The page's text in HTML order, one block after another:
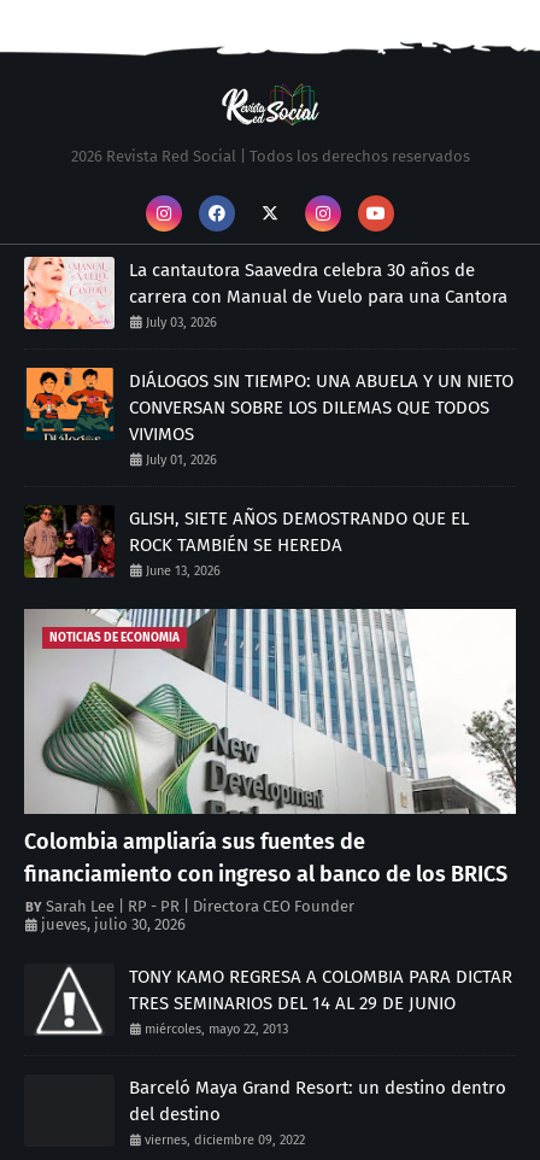
2026 Revista Red Social | Todos los derechos reservados
La cantautora Saavedra celebra 30 años de
carrera con Manual de Vuelo para una Cantora
July 03, 2026
DIÁLOGOS SIN TIEMPO: UNA ABUELA Y UN NIETO
CONVERSAN SOBRE LOS DILEMAS QUE TODOS
VIVIMOS
July 01, 2026
GLISH, SIETE AÑOS DEMOSTRANDO QUE EL
ROCK TAMBIÉN SE HEREDA
June 13, 2026
NOTICIAS DE ECONOMIA
Colombia ampliaría sus fuentes de
financiamiento con ingreso al banco de los BRICS
Sarah Lee | RP - PR | Directora CEO Founder
jueves, julio 30, 2026
TONY KAMO REGRESA A COLOMBIA PARA DICTAR
TRES SEMINARIOS DEL 14 AL 29 DE JUNIO
miércoles, mayo 22, 2013
Barceló Maya Grand Resort: un destino dentro
del destino
viernes, diciembre 09, 2022